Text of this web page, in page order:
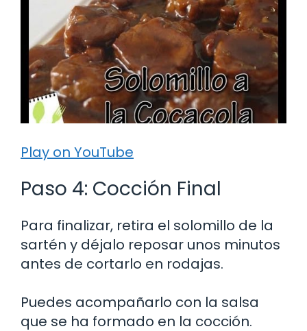
Play on YouTube
Paso 4: Cocción Final
Para finalizar, retira el solomillo de la
sartén y déjalo reposar unos minutos
antes de cortarlo en rodajas.
Puedes acompañarlo con la salsa
que se ha formado en la cocción.